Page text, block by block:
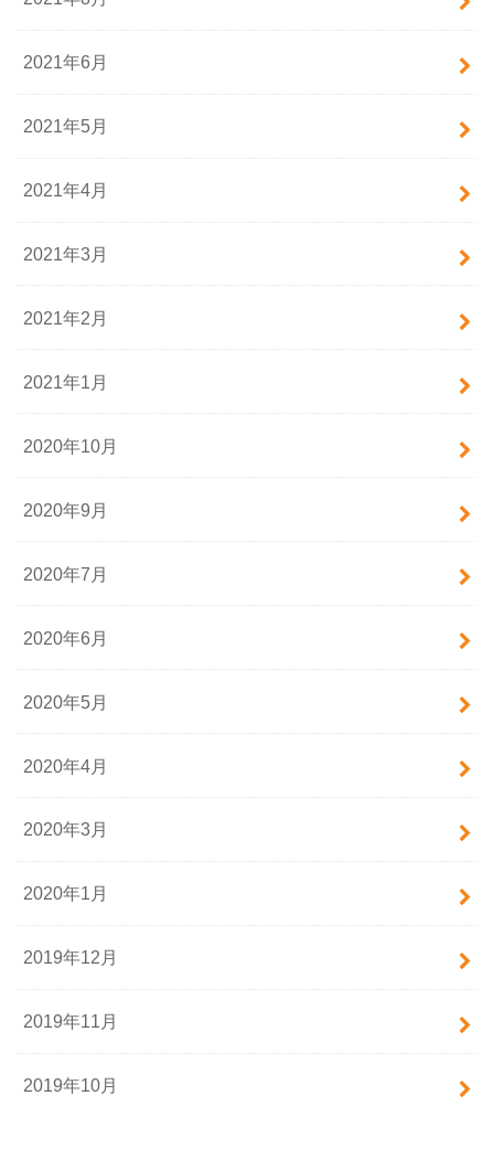
2021年6月
2021年5月
2021年4月
2021年3月
2021年2月
2021年1月
2020年10月
2020年9月
2020年7月
2020年6月
2020年5月
2020年4月
2020年3月
2020年1月
2019年12月
2019年11月
2019年10月